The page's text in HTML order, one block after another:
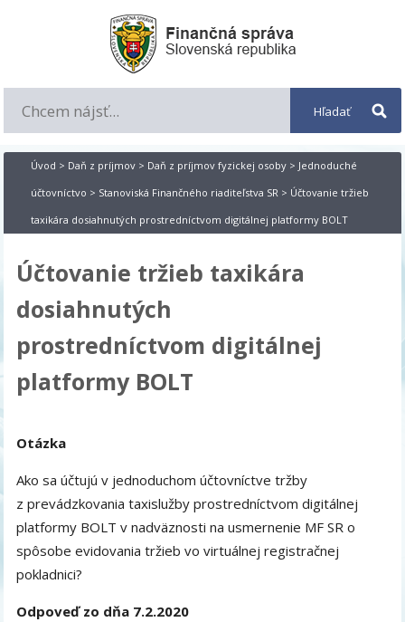
Úvod > Daň z príjmov > Daň z príjmov fyzickej osoby > Jednoduché
účtovníctvo > Stanoviská Finančného riaditeľstva SR > Účtovanie tržieb
taxikára dosiahnutých prostredníctvom digitálnej platformy BOLT
Účtovanie tržieb taxikára
dosiahnutých
prostredníctvom digitálnej
platformy BOLT
Otázka
Ako sa účtujú v jednoduchom účtovníctve tržby
z prevádzkovania taxislužby prostredníctvom digitálnej
platformy BOLT v nadväznosti na usmernenie MF SR o
spôsobe evidovania tržieb vo virtuálnej registračnej
pokladnici?
Odpoveď zo dňa 7.2.2020